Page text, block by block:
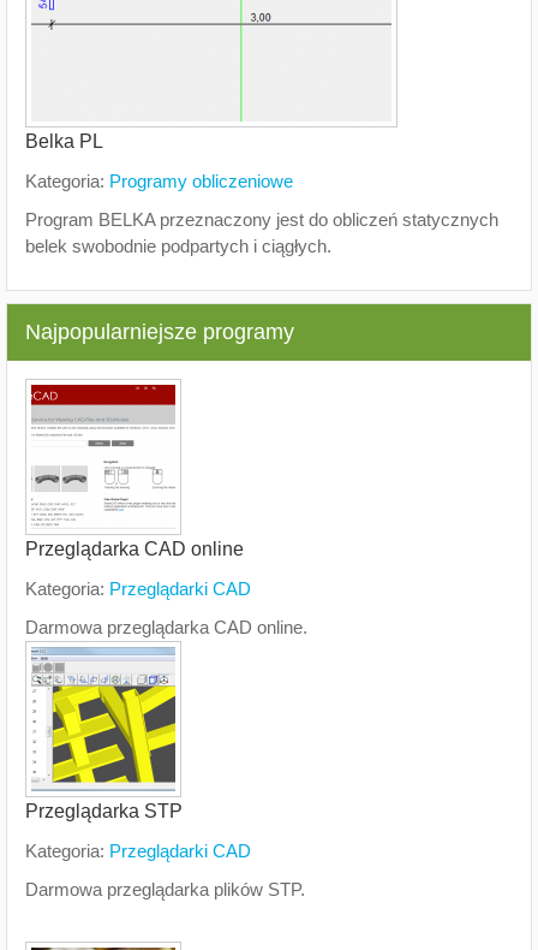
Belka PL
Kategoria: Programy obliczeniowe
Program BELKA przeznaczony jest do obliczeń statycznych
belek swobodnie podpartych i ciągłych.
Najpopularniejsze programy
Przeglądarka CAD online
Kategoria: Przeglądarki CAD
Darmowa przeglądarka CAD online.
Przeglądarka STP
Kategoria: Przeglądarki CAD
Darmowa przeglądarka plików STP.